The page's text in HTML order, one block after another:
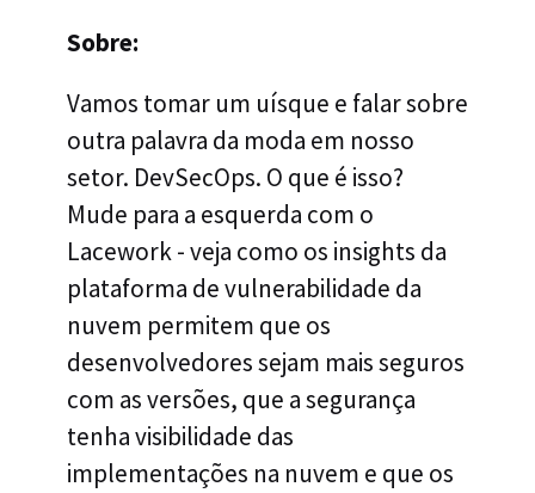
Sobre:
Vamos tomar um uísque e falar sobre
outra palavra da moda em nosso
setor. DevSecOps. O que é isso?
Mude para a esquerda com o
Lacework - veja como os insights da
plataforma de vulnerabilidade da
nuvem permitem que os
desenvolvedores sejam mais seguros
com as versões, que a segurança
tenha visibilidade das
implementações na nuvem e que os